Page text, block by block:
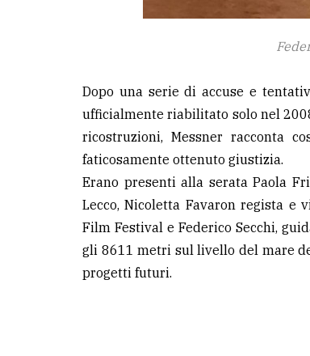
Dopo una serie di accuse e
ufficialmente riabilitato solo nel
ricostruzioni, Messner racconta
faticosamente ottenuto giustizia.
Erano presenti alla serata Paola
Lecco, Nicoletta Favaron regista e
Film Festival e Federico Secchi,
gli 8611 metri sul livello del mare
progetti futuri.